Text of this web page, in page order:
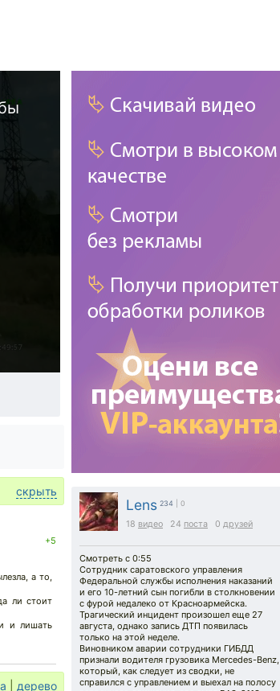
Lens 234 | 0
18 видео 24 поста 0 друзей
Смотреть с 0:55
Сотрудник саратовского управления
Федеральной службы исполнения наказаний
и его 10-летний сын погибли в столкновении
с фурой недалеко от Красноармейска.
Трагический инцидент произошел еще 27
августа, однако запись ДТП появилась
только на этой неделе.
Виновником аварии сотрудники ГИБДД
признали водителя грузовика Mercedes-Benz,
который, как следует из сводки, не
справился с управлением и выехал на полосу
скрыть
+5
а то,
ли стоит
и лишать
дерево